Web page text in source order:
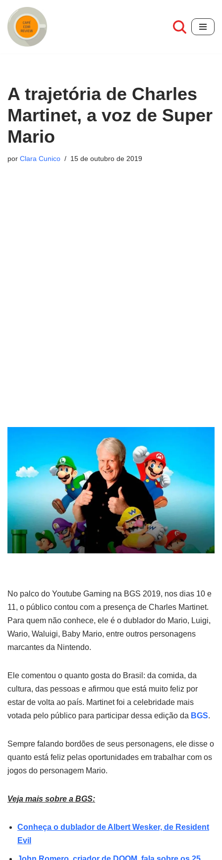
Pular
para
A trajetória de Charles
Martinet, a voz de Super
Mario
por Clara Cunico 15 de outubro de 2019
No palco do Youtube Gaming na BGS 2019, nos dias 10 e
11, o público contou com a presença de Charles Martinet.
Para quem não conhece, ele é o dublador do Mario, Luigi,
Wario, Waluigi, Baby Mario, entre outros personagens
marcantes da Nintendo.
Ele comentou o quanto gosta do Brasil: da comida, da
cultura, das pessoas e afirmou que está muito feliz por
estar de volta ao país. Martinet foi a celebridade mais
votada pelo público para participar dessa edição da BGS.
Sempre falando bordões de seus personagens, ele disse o
quanto está feliz pelas oportunidades em trabalhar com os
jogos do personagem Mario.
Veja mais sobre a BGS:
Conheça o dublador de Albert Wesker, de Resident
Evil